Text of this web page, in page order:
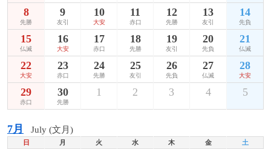
8
先勝
9
友引
10
大安
11
赤口
12
先勝
13
友引
14
先負
15
仏滅
16
大安
17
赤口
18
先勝
19
友引
20
先負
21
仏滅
22
大安
23
赤口
24
先勝
25
友引
26
先負
27
仏滅
28
大安
29
赤口
30
先勝
1 2 3 4 5
7月 July (文月)
日 月 火 水 木 金 土